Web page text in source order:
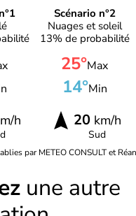
h
Scénario n°2
Nuages et soleil
13% de probabilité
25°Max
14°Min
20km/h
Sud
par METEO CONSULT et
une autre